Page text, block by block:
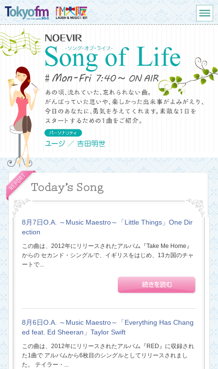
8月7日O.A. ～Music Maestro～「Little Things」One Dir
ection
この曲は、2012年にリリースされたアルバム『Take Me Home』
からの セカンド・シングルで、イギリスをはじめ、13カ国のチャ
ートで...
8月6日O.A. ～Music Maestro～「Everything Has Chang
ed feat. Ed Sheeran」Taylor Swift
この曲は、2012年にリリースされたアルバム『RED』に収録され
た1曲で アルバムから6枚目のシングルとしてリリースされまし
た。 テイラー・...